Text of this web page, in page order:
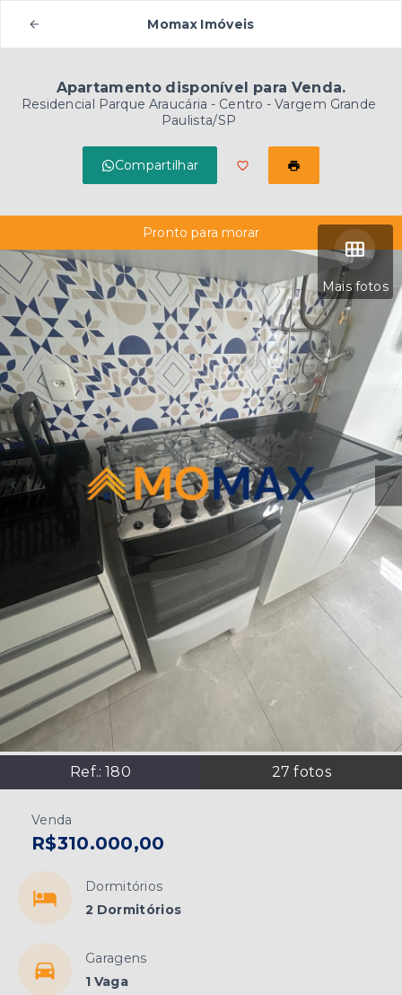
Momax Imóveis
Apartamento disponível para Venda.
Residencial Parque Araucária - Centro - Vargem Grande
Paulista/SP
Compartilhar
Mais fotos
Ref.:180 27 fotos
Pronto para morar
Venda
R$310.000,00
Dormitórios
2 Dormitórios
Garagens
1 Vaga